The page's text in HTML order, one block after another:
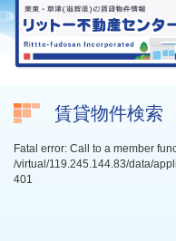
賃貸物件検索
Fatal error: Call to a member
/virtual/119.245.144.83/data/
401